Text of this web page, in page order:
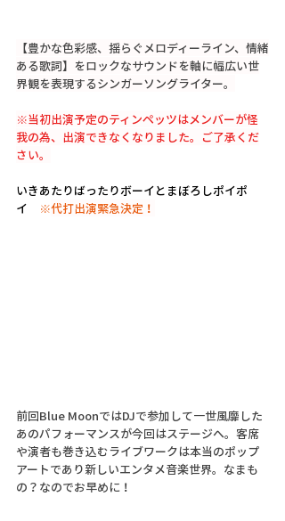
【豊かな色彩感、揺らぐメロディーライン、情緒
ある歌詞】をロックなサウンドを軸に幅広い世
界観を表現するシンガーソングライター。
※当初出演予定のティンペッツはメンバーが怪
我の為、出演できなくなりました。ご了承くだ
さい。
いきあたりばったりボーイとまぼろしポイポ
イ
※代打出演緊急決定！
前回Blue MoonではDJで参加して一世風靡した
あのパフォーマンスが今回はステージへ。客席
や演者も巻き込むライブワークは本当のポップ
アートであり新しいエンタメ音楽世界。なまも
の？なのでお早めに！